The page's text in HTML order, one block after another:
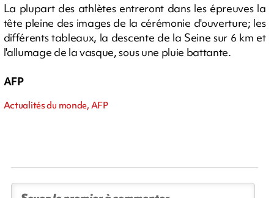
La plupart des athlètes entreront dans les épreuves la
tête pleine des images de la cérémonie d'ouverture; les
différents tableaux, la descente de la Seine sur 6 km et
l'allumage de la vasque, sous une pluie battante.
AFP
Actualités du monde, AFP